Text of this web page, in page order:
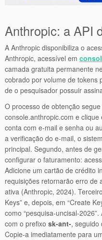
Anthropic: a API
A Anthropic disponibiliza o
Anthropic, acessível em
camada gratuita permanente
cobrado por volume de tokens
de o pesquisador possuir
O processo de obtenção
console.anthropic.com e clique
conta com e-mail e senha ou
a verificação do e-mail, o
principal. Segundo, antes de
configurar o faturamento:
Adicione um cartão de crédito
requisições retornarão erro de
ativa (Anthropic, 2024).
Keys” e, depois, em “Create
como “pesquisa-uncisal-
com o prefixo sk-ant-, seguido
Copie-a imediatamente para